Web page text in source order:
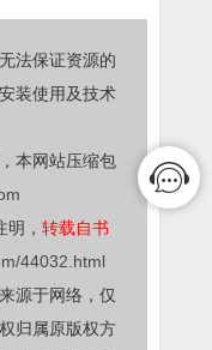
法保证资源的
装使用及技术
本网站压缩包
， 转载自书
44032.html
源于网络，仅
归属原版权方